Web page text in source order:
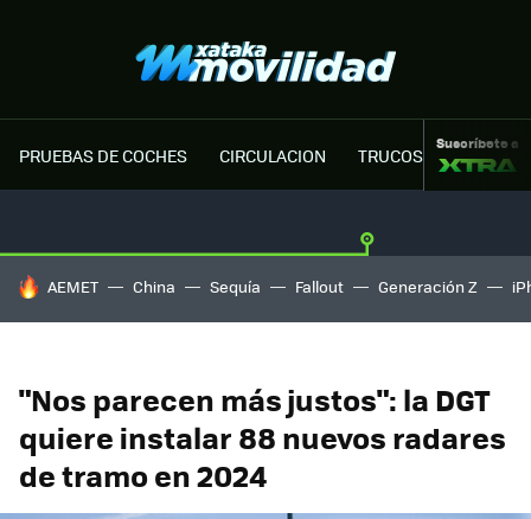
PRUEBAS DE COCHES CIRCULACION TRUCOS MOTOR
Suscríbete a
HOY SE HABLA DE
AEMET China Sequía Fallout Generación Z
"Nos parecen más justos": la DGT
quiere instalar 88 nuevos radares
de tramo en 2024